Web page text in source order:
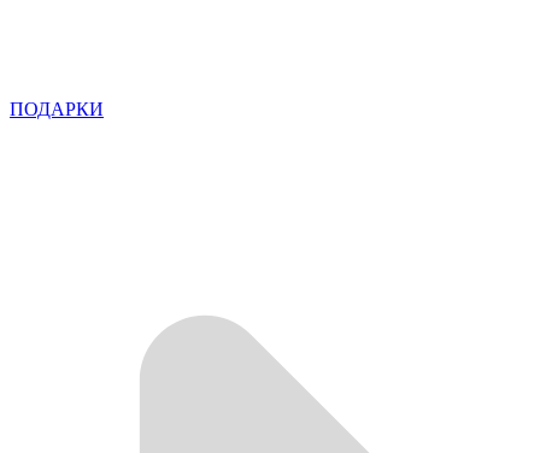
ПОДАРКИ